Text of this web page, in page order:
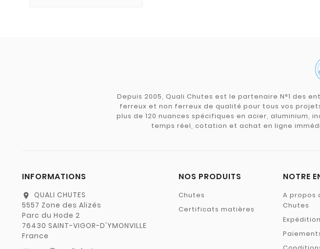
Depuis 2005, Quali Chutes est le partenaire N°1 des
ferreux et non ferreux de qualité pour tous vos
plus de 120 nuances spécifiques en acier, aluminium,
temps réel, cotation et achat en ligne
INFORMATIONS
location_on
QUALI CHUTES
5557 Zone des Alizés
Parc du Hode 2
76430 SAINT-VIGOR-D'YMONVILLE
France
NOS PRODUITS
Chutes
Certificats matières
NOTRE
A propos
Chutes